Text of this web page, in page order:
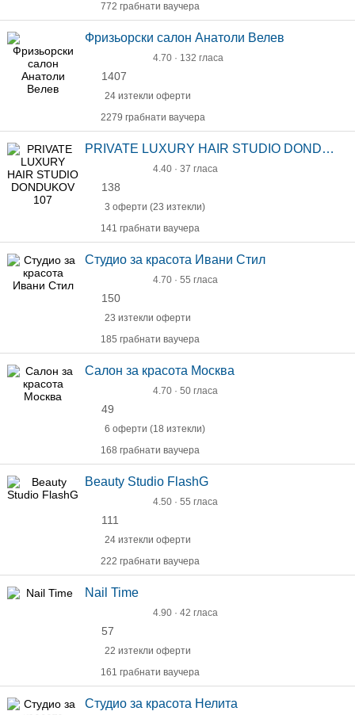
772 грабнати ваучера
Фризьорски салон Анатоли Велев
4.70 · 132 гласа
1407
24 изтекли оферти
2279 грабнати ваучера
PRIVATE LUXURY HAIR STUDIO DONDUKOV 107
4.40 · 37 гласа
138
3 оферти (23 изтекли)
141 грабнати ваучера
Студио за красота Ивани Стил
4.70 · 55 гласа
150
23 изтекли оферти
185 грабнати ваучера
Салон за красота Москва
4.70 · 50 гласа
49
6 оферти (18 изтекли)
168 грабнати ваучера
Beauty Studio FlashG
4.50 · 55 гласа
111
24 изтекли оферти
222 грабнати ваучера
Nail Time
4.90 · 42 гласа
57
22 изтекли оферти
161 грабнати ваучера
Студио за красота Нелита